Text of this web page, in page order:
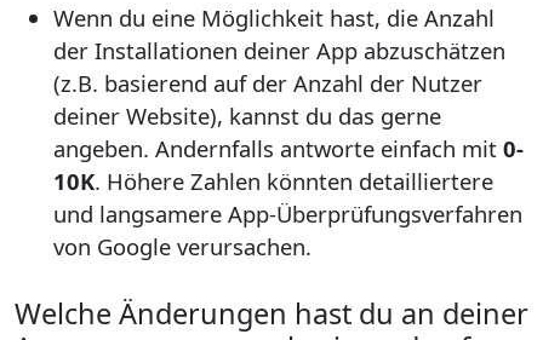
Wenn du eine Möglichkeit hast, die Anzahl
der Installationen deiner App abzuschätzen
(z.B. basierend auf der Anzahl der Nutzer
deiner Website), kannst du das gerne
angeben. Andernfalls antworte einfach mit 0-
10K. Höhere Zahlen könnten detailliertere
und langsamere App-Überprüfungsverfahren
von Google verursachen.
Welche Änderungen hast du an deiner